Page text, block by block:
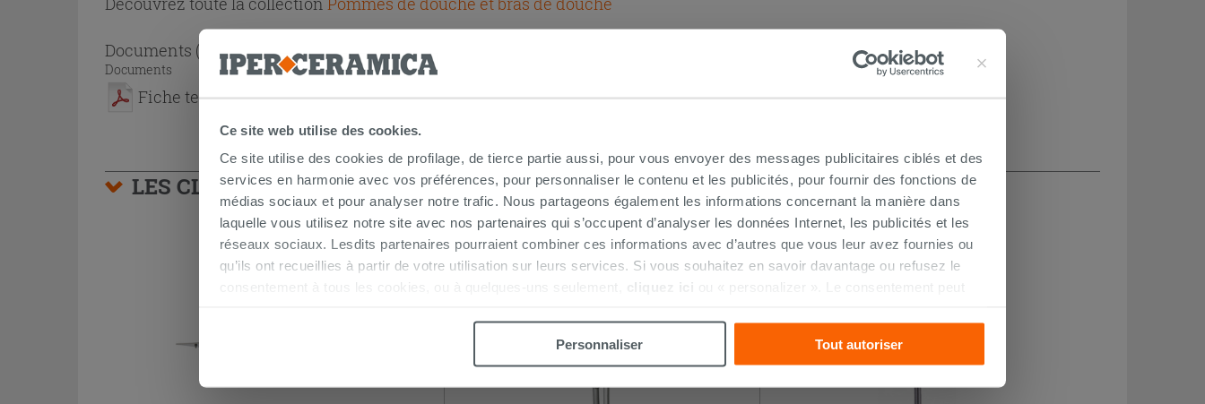
Ce site web utilise des cookies.
Ce site utilise des cookies de profilage, de tierce partie aussi, pour vous envoyer des messages publicitaires ciblés et des
services en harmonie avec vos préférences, pour personnaliser le contenu et les publicités, pour fournir des fonctions de
médias sociaux et pour analyser notre trafic. Nous partageons également les informations concernant la manière dans
laquelle vous utilisez notre site avec nos partenaires qui s’occupent d’analyser les données Internet, les publicités et les
réseaux sociaux. Lesdits partenaires pourraient combiner ces informations avec d’autres que vous leur avez fournies ou
qu’ils ont recueillies à partir de votre utilisation sur leurs services. Si vous souhaitez en savoir davantage ou refusez le
consentement à tous les cookies, ou à quelques-uns seulement,
cliquez ici ou « personalizer ». Le consentement peut
Personnaliser
Tout autoriser
Documents ( 1 - 1 sur 1 )
Documents
Fiche technique
LES CLIENTS AYANT ACHETÉ CE PRODUIT ONT ÉGALEMENT ACHETÉ
OUTLET